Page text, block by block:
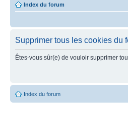
Index du forum
Supprimer tous les cookies du
Êtes-vous sûr(e) de vouloir supprimer
Index du forum